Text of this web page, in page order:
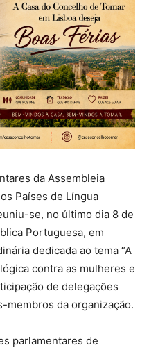
da Assembleia
Países de Língua
se, no último dia 8 de
Portuguesa, em
dedicada ao tema “A
contra as mulheres e
de delegações
membros da organização.
parlamentares de